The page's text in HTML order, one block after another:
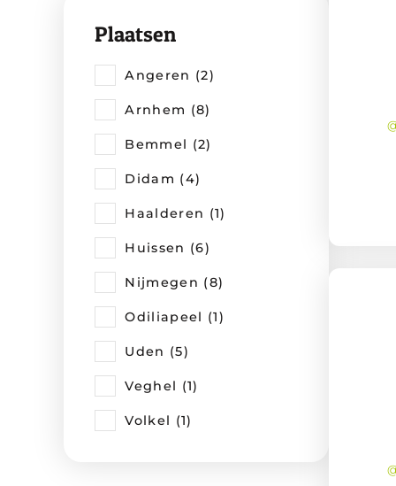
Plaatsen
Angeren (2)
Arnhem (8)
Bemmel (2)
Didam (4)
Haalderen (1)
Huissen (6)
Nijmegen (8)
Odiliapeel (1)
Uden (5)
Veghel (1)
Volkel (1)